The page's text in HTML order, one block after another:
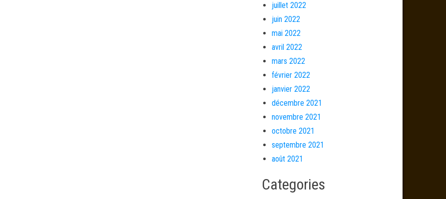
juillet 2022
juin 2022
mai 2022
avril 2022
mars 2022
février 2022
janvier 2022
décembre 2021
novembre 2021
octobre 2021
septembre 2021
août 2021
Categories